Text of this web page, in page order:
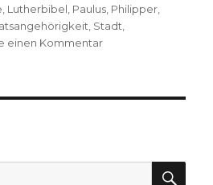
Lutherbibel Paulus Philipper
Stadt
einen Kommentarzu
Welver